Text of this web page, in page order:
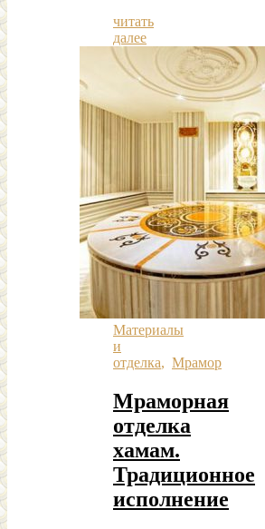
читать
далее
Материалы
и
отделка, Мрамор
Мраморная
отделка
хамам.
Традиционное
исполнение